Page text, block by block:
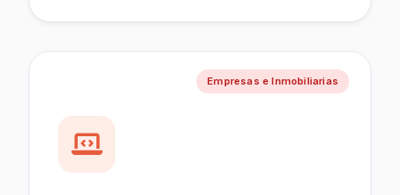
Empresas e Inmobiliarias